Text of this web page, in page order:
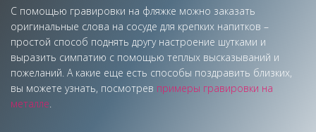
С помощью гравировки на фляжке можно заказать
оригинальные слова на сосуде для крепких напитков –
простой способ поднять другу настроение шутками и
выразить симпатию с помощью теплых высказываний и
пожеланий. А какие еще есть способы поздравить близких,
вы можете узнать, посмотрев примеры гравировки на
металле.